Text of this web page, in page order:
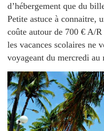
d’hébergement que du
Petite astuce à connaitre,
coûte autour de 700 € A/
les vacances scolaires ne
voyageant du mercredi au